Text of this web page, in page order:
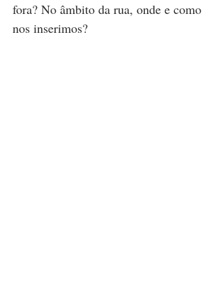
fora? No âmbito da rua, onde e como
nos inserimos?